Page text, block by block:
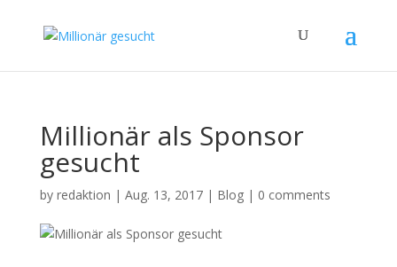
Millionär als Sponsor
gesucht
by redaktion | Aug. 13, 2017| Blog| 0 comments